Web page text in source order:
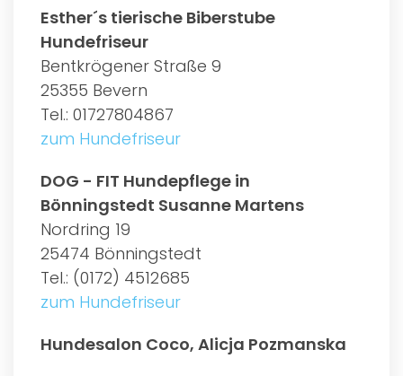
Esther´s tierische Biberstube
Hundefriseur
Bentkrögener Straße 9
25355 Bevern
Tel.: 01727804867
zum Hundefriseur
DOG - FIT Hundepflege in
Bönningstedt Susanne Martens
Nordring 19
25474 Bönningstedt
Tel.: (0172) 4512685
zum Hundefriseur
Hundesalon Coco, Alicja Pozmanska